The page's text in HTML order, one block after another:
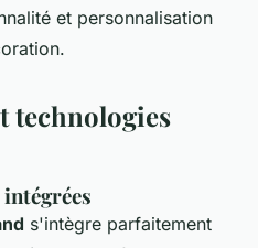
et personnalisation
technologies
s'intègre parfaitement